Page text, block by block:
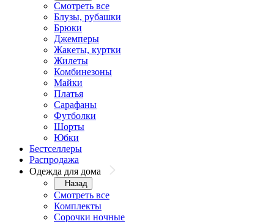
Смотреть все
Блузы, рубашки
Брюки
Джемперы
Жакеты, куртки
Жилеты
Комбинезоны
Майки
Платья
Сарафаны
Футболки
Шорты
Юбки
Бестселлеры
Распродажа
Одежда для дома
Назад
Смотреть все
Комплекты
Сорочки ночные